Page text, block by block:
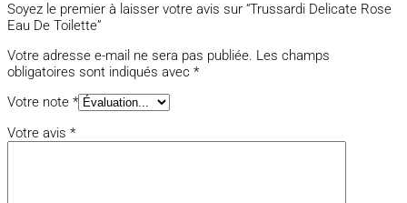
Soyez le premier à laisser votre avis sur “Trussardi Delicate Rose
Eau De Toilette”
Votre adresse e-mail ne sera pas publiée. Les champs
obligatoires sont indiqués avec *
Votre note *
Votre avis *